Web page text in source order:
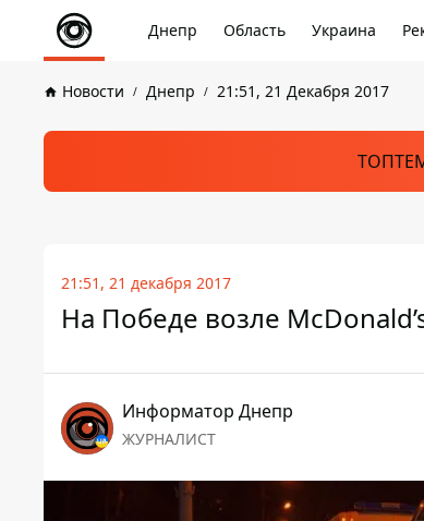
Днепр Область Украина
Новости Днепр 21:51, 21 Декабря 2017
21:51, 21 декабря 2017
На Победе возле
Информатор Днепр
ЖУРНАЛИСТ